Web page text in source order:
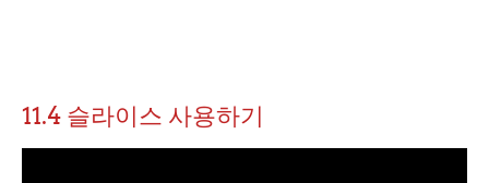
11.4 슬라이스 사용하기